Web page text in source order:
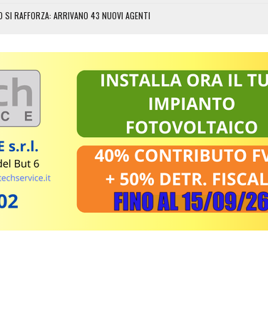
RAFFORZA: ARRIVANO 43 NUOVI AGENTI
VENEZIA GIULIA, CROAZIA ED EVENTI SOTTO IL CIELO D’AGOSTO
FVG E VOLA ALLE PREFINALI DI MISS ITALIA